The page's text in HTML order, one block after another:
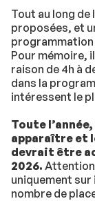
Tout au long de
proposées, et
programmation
Pour mémoire,
raison de 4h à
dans la
intéressent le
Toute
apparaître et
devrait être
2026.
uniquement
nombre de